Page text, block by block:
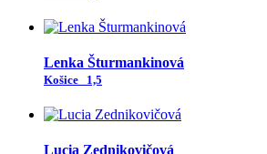
Lenka Šturmankinová
Košice 1,5
Lucia Zednikovičová